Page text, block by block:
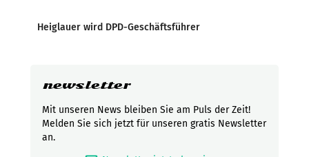
Heiglauer wird DPD-Geschäftsführer
newsletter
Mit unseren News bleiben Sie am Puls der Zeit!
Melden Sie sich jetzt für unseren gratis Newsletter
an.